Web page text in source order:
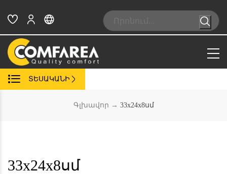
content
Search:
ՏԵՍԱԿԱՆԻ
Գլխավոր → 33x24x8սմ
33x24x8սմ